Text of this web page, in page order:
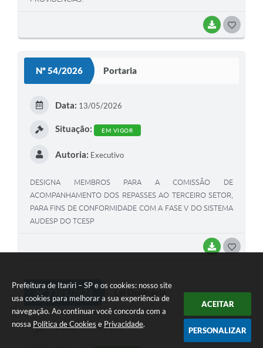
Prefeitura de Itariri – SP e os cookies: nosso site
usa cookies para melhorar a sua experiência de
navegação. Ao continuar você concorda com a
nossa Política de Cookies e Privacidade.
ACEITAR
PERSONALIZAR
BAIXAR
Nº 54/2026 Portaria
BAIXAR
Data: 13/05/2026
Situação: EM VIGOR
Autoria: Executivo
DESIGNA MEMBROS PARA A COMISSÃO DE
ACOMPANHAMENTO DOS REPASSES AO TERCEIRO SETOR,
PARA FINS DE CONFORMIDADE COM A FASE V DO SISTEMA
AUDESP DO TCESP
Data:07/05/2026